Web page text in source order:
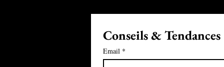
Conseils & Tendances
Email *